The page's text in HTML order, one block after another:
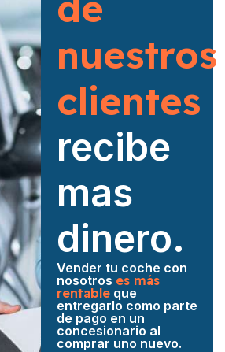
nuestros
clientes
recibe
mas
dinero.
Vender tu coche con
nosotros es más
rentableque
entregarlo como parte
de pago en un
concesionario al
comprar uno nuevo.